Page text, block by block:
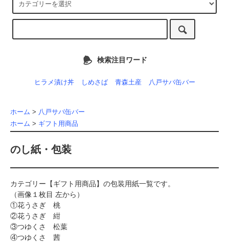
検索注目ワード
ヒラメ漬け丼 しめさば 青森土産 八戸サバ缶バー
ホーム > 八戸サバ缶バー
ホーム > ギフト用商品
のし紙・包装
カテゴリー【ギフト用商品】の包装用紙一覧です。
（画像１枚目 左から）
①花うさぎ 桃
②花うさぎ 紺
③つゆくさ 松葉
④つゆくさ 茜